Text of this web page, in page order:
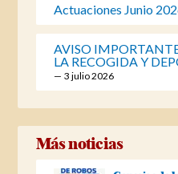
Actuaciones Junio
AVISO
LA RECOGIDA Y
3 julio 2026
Más noticias